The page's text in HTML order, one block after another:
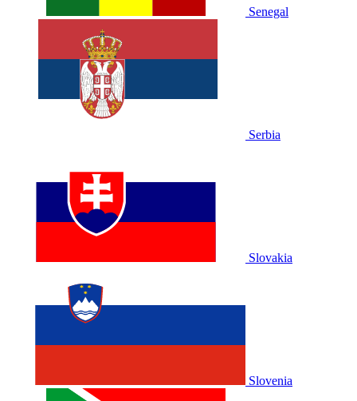
Senegal
Serbia
Slovakia
Slovenia